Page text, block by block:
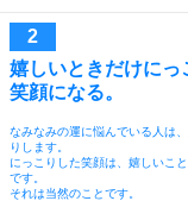
嬉しいときだけにっ
笑顔になる。
なみなみの運に悩んでいる人は
りします。
にっこりした笑顔は、嬉しいこ
です。
それは当然のことです。